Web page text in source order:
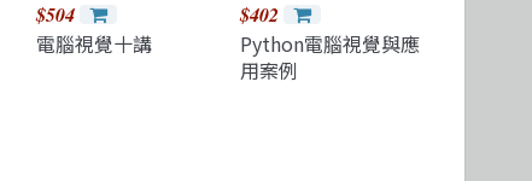
$504
電腦視覺十講
$402
Python電腦視覺與應
用案例